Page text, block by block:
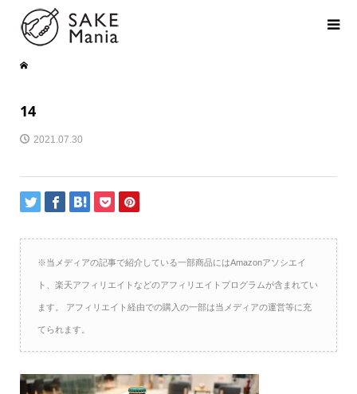
14
2021.07.30
※当メディアの記事で紹介している一部商品にはAmazonアソシエイ
ト、楽天アフィリエイトなどのアフィリエイトプログラムが含まれてい
ます。 アフィリエイト経由での購入の一部は当メディアの運営等に充
てられます。